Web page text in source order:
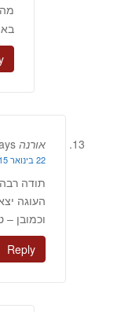
אורנה
22 בינואר 2015 at 11:10
תודה
העוגה
וכמובן –
Reply